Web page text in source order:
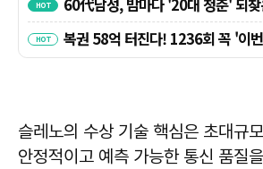
슬레노의 수상 기술 핵심은 초대규
안정적이고 예측 가능한 통신 품질